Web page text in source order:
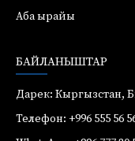
Аба ырайы
БАЙЛАНЫШТАР
Дарек: Кыргызстан,
Телефон: +996 555 56